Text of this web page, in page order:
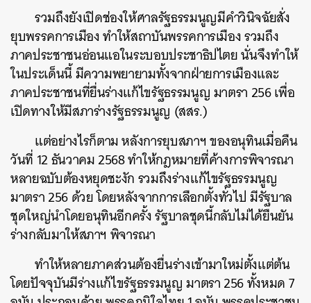
รวมถึงยังเปิดช่องให้ศาลรัฐธรรมนูญมีคำวินิจฉัยสั่ง
ยุบพรรคการเมือง ทำให้สถาบันพรรคการเมือง รวมถึง
ภาคประชาชนอ่อนแอในระบอบประชาธิปไตย นั่นจึงทำให้
ในประเด็นนี้ มีความพยายามทั้งจากฝ่ายการเมืองและ
ภาคประชาชนที่ยื่นร่างแก้ไขรัฐธรรมนูญ มาตรา 256 เพื่อ
เปิดทางให้มีสภาร่างรัฐธรรมนูญ (สสร.)
แต่อย่างไรก็ตาม หลังการยุบสภาฯ ของอนุทินเมื่อคืน
วันที่ 12 ธันวาคม 2568 ทำให้กฎหมายที่ค้างการพิจารณา
หลายฉบับต้องหยุดชะงัก รวมถึงร่างแก้ไขรัฐธรรมนูญ
มาตรา 256 ด้วย โดยหลังจากการเลือกตั้งทั่วไป มีรัฐบาล
ชุดใหญ่นำโดยอนุทินอีกครั้ง รัฐบาลชุดนี้กลับไม่ได้ยืนยัน
ร่างกลับมาให้สภาฯ พิจารณา
ทำให้หลายภาคส่วนต้องยื่นร่างเข้ามาใหม่ตั้งแต่ต้น
โดยปัจจุบันมีร่างแก้ไขรัฐธรรมนูญ มาตรา 256 ทั้งหมด 7